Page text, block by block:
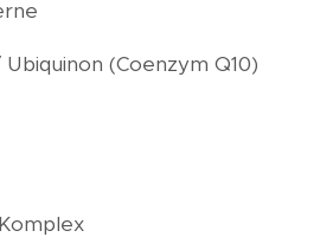
Ubiquinon (Coenzym Q10)